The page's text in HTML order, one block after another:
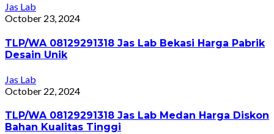
Jas Lab
October 23, 2024
TLP/WA 08129291318 Jas Lab Bekasi Harga Pabrik
Desain Unik
Jas Lab
October 22, 2024
TLP/WA 08129291318 Jas Lab Medan Harga Diskon
Bahan Kualitas Tinggi